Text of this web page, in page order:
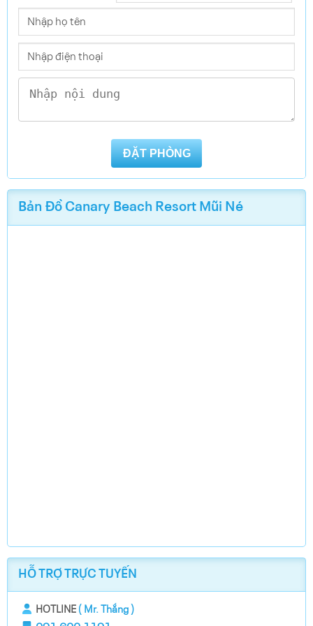
Két an toàn
Tủ lạnh
Két an toàn
Bản Đồ Canary Beach Resort Mũi Né
HỖ TRỢ TRỰC TUYẾN
HOTLINE ( Mr. Thắng )